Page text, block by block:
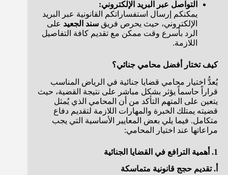
التواصل عبر البريد الإلكتروني:
يمكنكم إرسال استفساراتكم القانونية عبر البريد
الإلكتروني، حيث يحرص فريق سند الجعيد على
الرد بأسرع وقت ممكن مع تقديم كافة التفاصيل
اللازمة.
كيف تختار أفضل محامي جنائي؟
يُعدُّ اختيار محامي قضايا جنائية في الرياض المناسب
قراراً حاسماً يؤثر بشكل مباشر على نتيجة القضية، حيث
يتعين على المتهم التأكد من أن المحامي الذي يُمثل
قضيته يمتلك الخبرة والمهارات اللازمة لتقديم دفاع
متكامل. فيما يلي بعض المعايير الأساسية التي يجب
مراعاتها عند اختيار المحامي:
1. أهمية الترافع في القضايا الجنائية
أ. تقديم حجج قانونية متماسكة